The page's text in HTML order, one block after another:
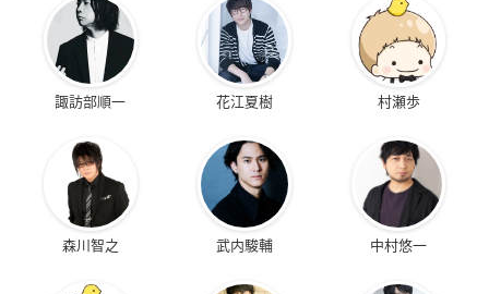
諏訪部順一 花江夏樹 村瀬歩
森川智之 武内駿輔 中村悠一